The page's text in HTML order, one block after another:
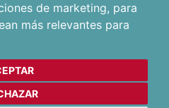
de marketing, para
más relevantes para